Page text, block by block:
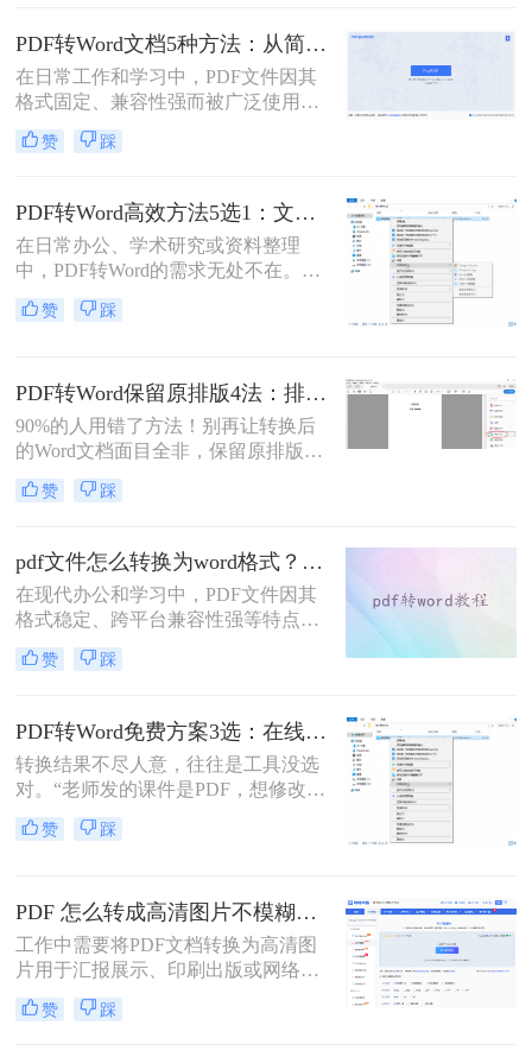
换成word"这一常见需求，本文将为
您详细介绍五种安全、高效且完全免
费的转换方法，帮助您轻松实现格式
转换。
PDF转Word文档5种方法：从简单复制到专业软件的适用范围！
在日常工作和学习中，PDF文件因其
格式固定、兼容性强而被广泛使用。
然而，PDF的静态特性也带来了编辑
困难的问题。为了便于修改和协作，
许多用户的刚需。那么pdf怎么转换成
word文档呢？本文将详细介绍五种常
用的PDF转Word方法，帮助您选择最
适合自己的解决方案。
赞 踩
PDF转Word高效方法5选1：文件大小和类型决定用哪个！
在日常办公、学术研究或资料整理
中，PDF转Word的需求无处不在。那
么pdf怎么转换成word呢？本文将系统
解析5种主流方法，涵盖不同场景，
赞 踩
PDF转Word保留原排版4法：排版优先模式、OCR选项和格式修复全流程！
90%的人用错了方法！别再让转换后
的Word文档面目全非，保留原排版的
秘密就在这里。“这表格怎么全乱
了？”、“字体全变了，我还得一个个
PDF转为Word文档时，最崩溃的瞬
间。一份精心排版的PDF报告，转换
后却变成需要“二次加工”的混乱文
档，不仅浪费时间，更可能引发关键
信息错漏的风险。那么pdf转word怎么
保留原排版呢？
赞 踩
pdf文件怎么转换为word格式？这3种转换方法可以尝试下！
在现代办公和学习中，PDF文件因其
格式稳定、跨平台兼容性强等特点而
被广泛使用。然而，当需要编辑PDF
文件中的内容时，将其转换为Word格
换为word格式呢？本文将介绍三种简
单实用的方法，帮助您轻松将PDF文
件转换为Word格式。
赞 踩
PDF转Word免费方案3选：在线免费额度、客户端试用和Word自带的区别！
转换结果不尽人意，往往是工具没选
对。“老师发的课件是PDF，想修改内
容怎么办？”“客户发来的合同是
PDF，需要调整条款怎么处理？”从事
的“灵魂拷问”。
赞 踩
PDF 怎么转成高清图片不模糊？5种高清转换方法（2026实测指南）
工作中需要将PDF文档转换为高清图
片用于汇报展示、印刷出版或网络分
享，但转换后图片模糊不清、细节丢
失、放大后出现马赛克……这些"清
赞 踩